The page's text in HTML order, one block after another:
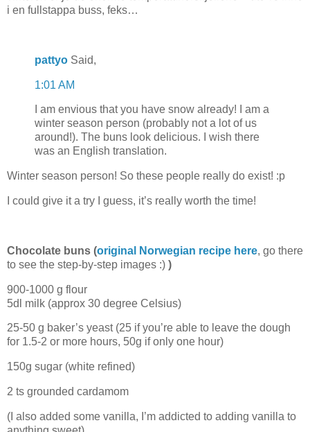
i en fullstappa buss, feks…
pattyo Said,
1:01 AM
I am envious that you have snow already! I am a
winter season person (probably not a lot of us
around!). The buns look delicious. I wish there
was an English translation.
Winter season person! So these people really do exist! :p
I could give it a try I guess, it’s really worth the time!
Chocolate buns (original Norwegian recipe here, go there
to see the step-by-step images :) )
900-1000 g flour
5dl milk (approx 30 degree Celsius)
25-50 g baker’s yeast (25 if you’re able to leave the dough
for 1.5-2 or more hours, 50g if only one hour)
150g sugar (white refined)
2 ts grounded cardamom
(I also added some vanilla, I’m addicted to adding vanilla to